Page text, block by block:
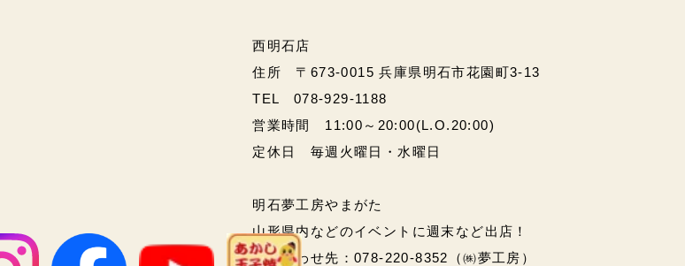
西明石店
住所 〒673-0015 兵庫県明石市花園町3-13
TEL 078-929-1188
営業時間 11:00～20:00(L.O.20:00)
定休日 毎週火曜日・水曜日
明石夢工房やまがた
山形県内などのイベントに週末など出店！
問い合わせ先：078-220-8352（㈱夢工房）